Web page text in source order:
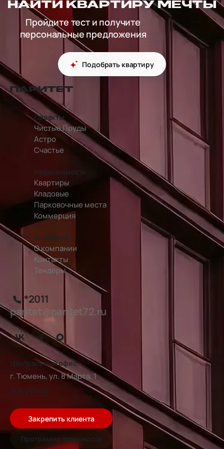
НАЙТИ КВАРТИРУ МЕЧТЫ
Пройдите тест и получите
персональные предложения
Подобрать квартиру
перейти на главную страницу
Проекты
Чистые Пруды
Астро
Счастье
Недвижимость
Квартиры
Кладовые
Парковочные места
Коммерция
Компания
О компании
Контакты
Тендеры
*2011
paritet@paritet72.ru
Центральный офис
г. Тюмень, ул. 8 Марта, 1
Все офисы
Закрепить клиента
Программа лояльности